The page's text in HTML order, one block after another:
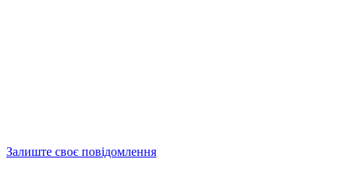
Залиште своє повідомлення